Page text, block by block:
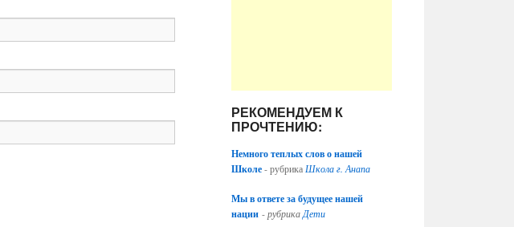
РЕКОМЕНДУЕМ К
ПРОЧТЕНИЮ:
Немного теплых слов о нашей
Школе- рубрика Школа г. Анапа
Мы в ответе за будущее нашей
нации -рубрикаДети